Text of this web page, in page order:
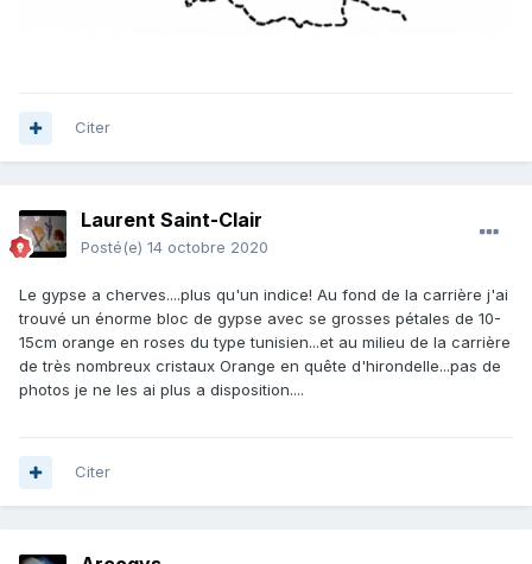
Citer
Laurent Saint-Clair
Posté(e) 14 octobre 2020
Le gypse a cherves....plus qu'un indice! Au fond de la carrière j'ai
trouvé un énorme bloc de gypse avec se grosses pétales de 10-
15cm orange en roses du type tunisien...et au milieu de la carrière
de très nombreux cristaux Orange en quête d'hirondelle...pas de
photos je ne les ai plus a disposition....
Citer